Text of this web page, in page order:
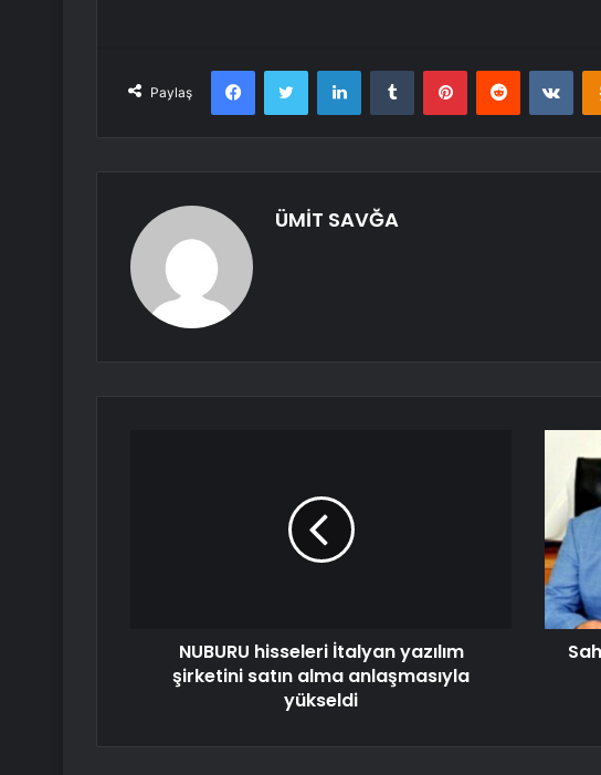
Paylaş
FacebookTwitter LinkedInTumblr PinterestReddit
ÜMİT SAVĞA
NUBURU hisseleri İtalyan yazılım
şirketini satın alma anlaşmasıyla
yükseldi